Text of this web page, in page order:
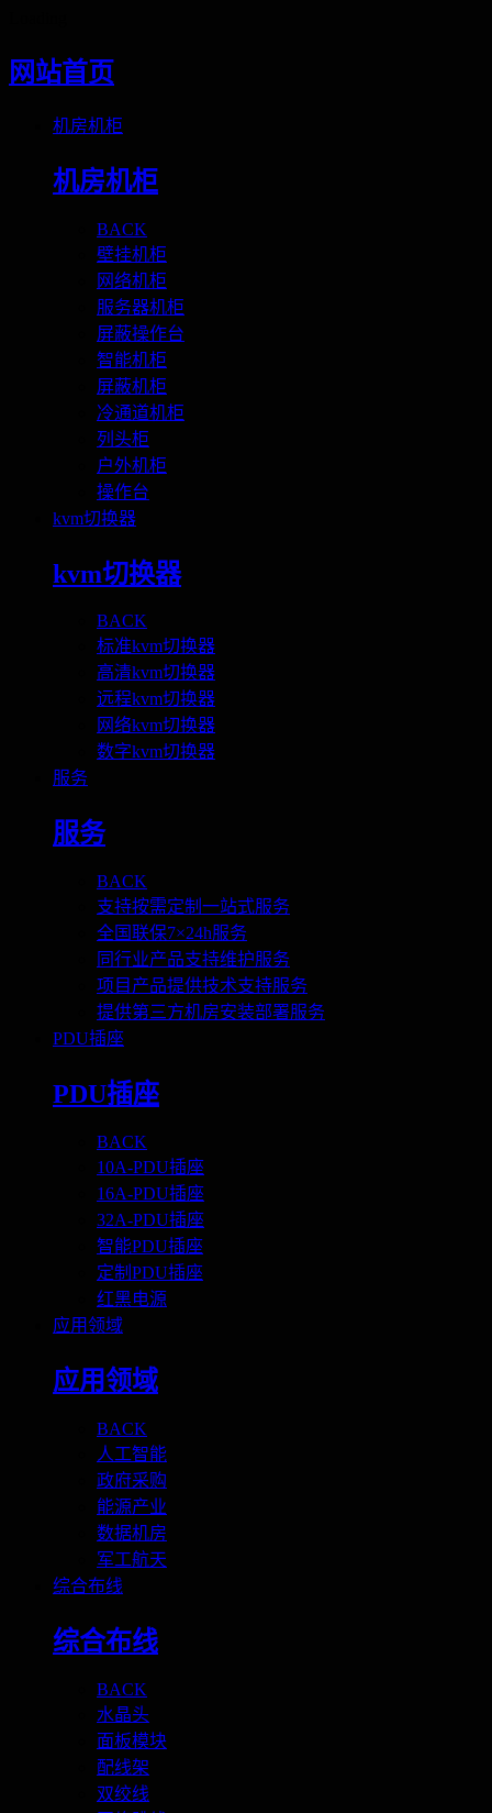
网站首页
机房机柜
机房机柜
BACK
壁挂机柜
网络机柜
服务器机柜
屏蔽操作台
智能机柜
屏蔽机柜
冷通道机柜
列头柜
户外机柜
操作台
kvm切换器
kvm切换器
BACK
标准kvm切换器
高清kvm切换器
远程kvm切换器
网络kvm切换器
数字kvm切换器
服务
服务
BACK
支持按需定制一站式服务
全国联保7×24h服务
同行业产品支持维护服务
项目产品提供技术支持服务
提供第三方机房安装部署服务
PDU插座
PDU插座
BACK
10A-PDU插座
16A-PDU插座
32A-PDU插座
智能PDU插座
定制PDU插座
红黑电源
应用领域
应用领域
BACK
人工智能
政府采购
能源产业
数据机房
军工航天
综合布线
综合布线
BACK
水晶头
面板模块
配线架
双绞线